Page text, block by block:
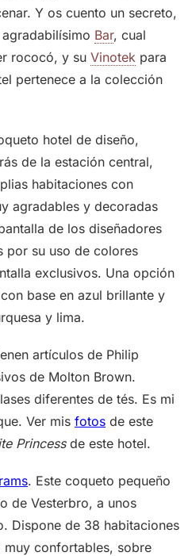
Y os cuento un secreto,
Bar, cual
rococó, y su Vinotek para
pertenece a la colección
hotel de diseño,
de la estación central,
habitaciones con
agradables y decoradas
de los diseñadores
por su uso de colores
exclusivos. Una opción
base en azul brillante y
y lima.
artículos de Philip
de Molton Brown.
diferentes de tés. Es mi
Ver mis fotos de este
Princessde este hotel.
. Este coqueto pequeño
de Vesterbro, a unos
Dispone de 38 habitaciones
confortables, sobre